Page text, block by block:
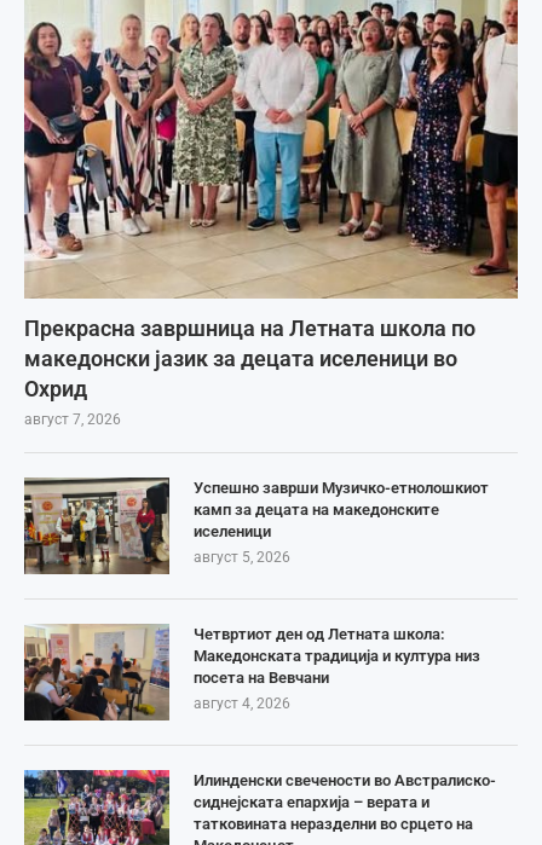
Прекрасна завршница на Летната школа по
македонски јазик за децата иселеници во
Охрид
август 7, 2026
Успешно заврши Музичко-етнолошкиот
камп за децата на македонските
иселеници
август 5, 2026
Четвртиот ден од Летната школа:
Македонската традиција и култура низ
посета на Вевчани
август 4, 2026
Илинденски свечености во Австралиско-
сиднејската епархија – верата и
татковината неразделни во срцето на